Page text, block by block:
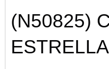
(N50825)